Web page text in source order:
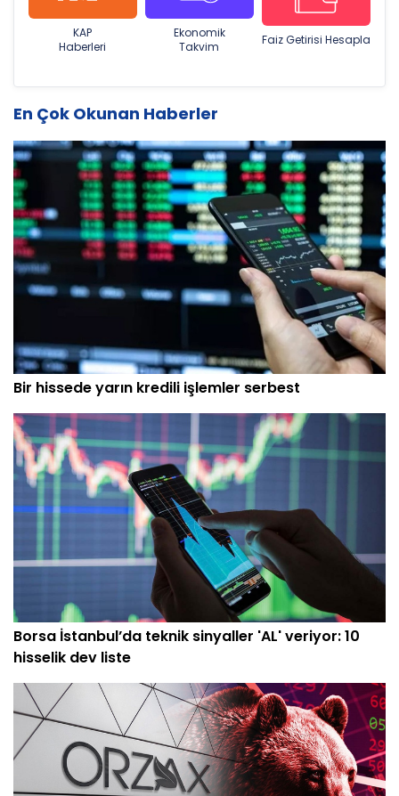
KAP
Haberleri
Ekonomik
Takvim
Faiz Getirisi Hesapla
En Çok Okunan Haberler
Bir hissede yarın kredili işlemler serbest
Borsa İstanbul’da teknik sinyaller 'AL' veriyor: 10
hisselik dev liste